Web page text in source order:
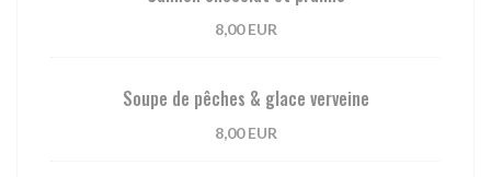
8,00 EUR
Soupe de pêches & glace verveine
8,00 EUR